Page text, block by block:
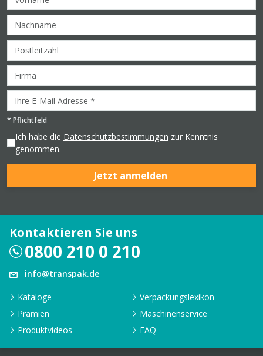
* Pflichtfeld
Ich habe die Datenschutzbestimmungen zur Kenntnis
genommen.
Jetzt anmelden
Kontaktieren Sie uns
0800 210 0 210
info@transpak.de
Kataloge
Verpackungslexikon
Prämien
Maschinenservice
Produktvideos
FAQ